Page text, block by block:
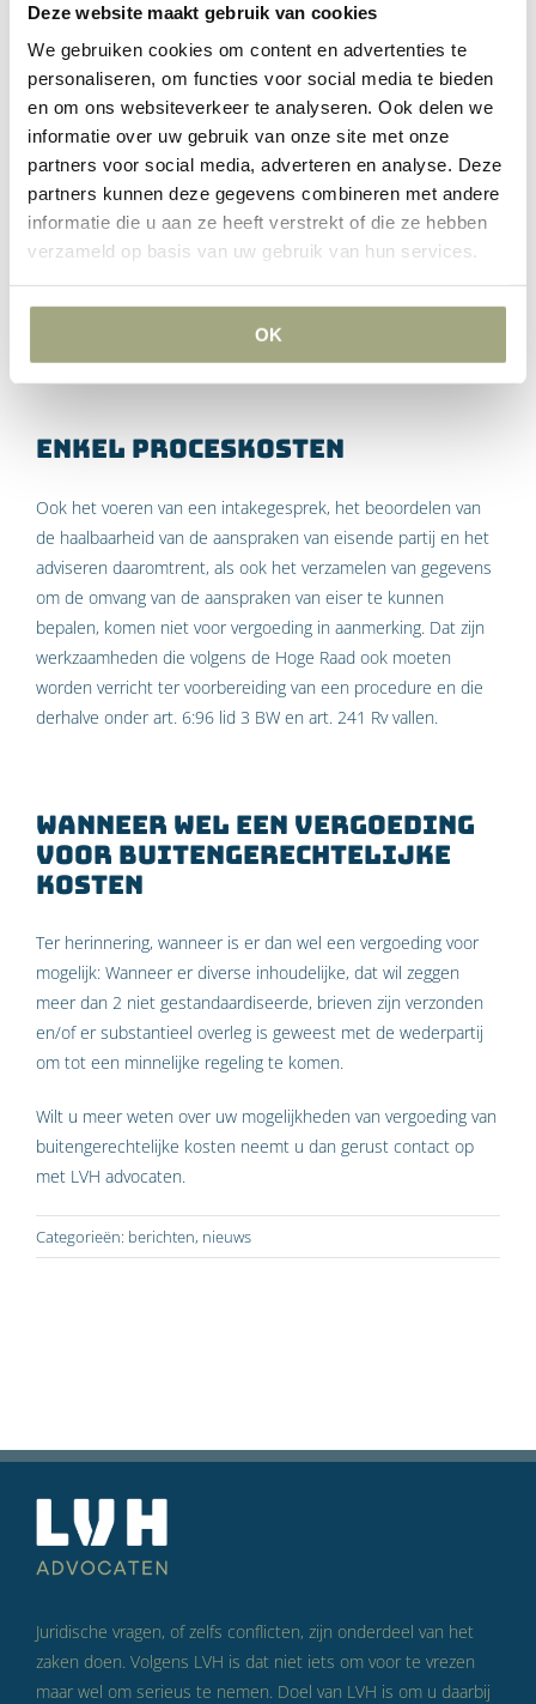
Deze website maakt gebruik van cookies
We gebruiken cookies om content en advertenties te
personaliseren, om functies voor social media te bieden
en om ons websiteverkeer te analyseren. Ook delen we
informatie over uw gebruik van onze site met onze
partners voor social media, adverteren en analyse. Deze
partners kunnen deze gegevens combineren met andere
informatie die u aan ze heeft verstrekt of die ze hebben
verzameld op basis van uw gebruik van hun services.
OK
opstellen en versturen van een aanmaning of een andere
eenvoudige brief, zoals bedoeld in voornoemde standaard
jurisprudentie.
De Hoge Raad geeft aan dat deze werkzaamheden op grond
van art. 6:96 lid 3 BW in verbinding met art. 241 Rv in een
procedure niet voor vergoeding in aanmerking komen. Ze
verschieten als het ware van kleur (van buitengerechtelijke
kosten naar procedurele kosten) zodra er een procedure
wordt gestart en worden geacht onder de werkzaamheden
ter voorbereiding van een procedure te vallen. Er is dan geen
plek voor een separate vergoeding.
Enkel proceskosten
Ook het voeren van een intakegesprek, het beoordelen van
de haalbaarheid van de aanspraken van eisende partij en het
adviseren daaromtrent, als ook het verzamelen van gegevens
om de omvang van de aanspraken van eiser te kunnen
bepalen, komen niet voor vergoeding in aanmerking. Dat zijn
werkzaamheden die volgens de Hoge Raad ook moeten
worden verricht ter voorbereiding van een procedure en die
derhalve onder art. 6:96 lid 3 BW en art. 241 Rv vallen.
Wanneer wel een vergoeding
voor buitengerechtelijke
kosten
Ter herinnering, wanneer is er dan wel een vergoeding voor
mogelijk: Wanneer er diverse inhoudelijke, dat wil zeggen
meer dan 2 niet gestandaardiseerde, brieven zijn verzonden
en/of er substantieel overleg is geweest met de wederpartij
om tot een minnelijke regeling te komen.
Wilt u meer weten over uw mogelijkheden van vergoeding van
buitengerechtelijke kosten neemt u dan gerust contact op
met LVH advocaten.
Categorieën: berichten, nieuws
Juridische vragen, of zelfs conflicten, zijn onderdeel van het
zaken doen. Volgens LVH is dat niet iets om voor te vrezen
maar wel om serieus te nemen. Doel van LVH is om u daarbij